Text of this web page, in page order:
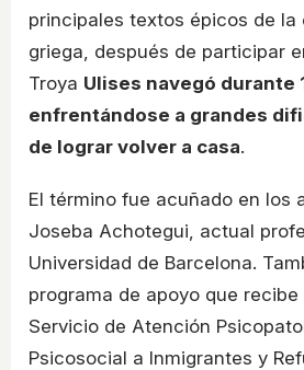
principales textos épicos de la
griega, después de participar
Troya Ulises navegó durante
enfrentándose a grandes
de lograr volver a casa.
El término fue acuñado en los
Joseba Achotegui, actual
Universidad de Barcelona.
programa de apoyo que
Servicio de Atención
Psicosocial a Inmigrantes y